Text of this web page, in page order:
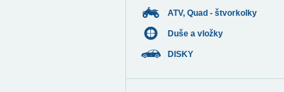
ATV, Quad - štvorkolky
Duše a vložky
DISKY